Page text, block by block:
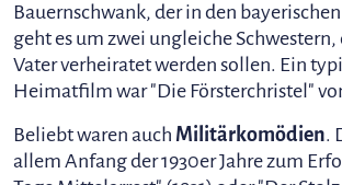
Bauernschwank, der in den
geht es um zwei ungleiche
Vater verheiratet werden sollen. Ein
Heimatfilm war "Die Försterchristel"
Beliebt waren auch Militärkomödien.
allem Anfang der 1930er Jahre zum